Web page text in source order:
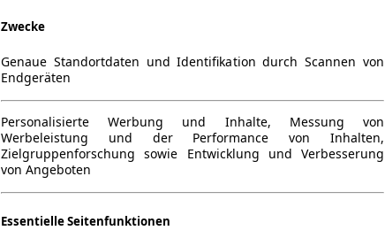
Zwecke
Genaue Standortdaten und Identifikation durch Scannen von
Endgeräten
Personalisierte Werbung und Inhalte, Messung von
Werbeleistung und der Performance von Inhalten,
Zielgruppenforschung sowie Entwicklung und Verbesserung
von Angeboten
Essentielle Seitenfunktionen